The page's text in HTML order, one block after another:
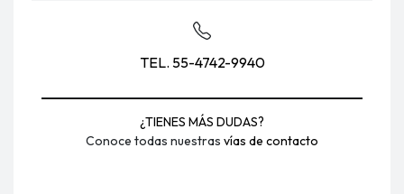
TEL. 55-4742-9940
¿TIENES MÁS DUDAS?
Conoce todas nuestras vías de contacto